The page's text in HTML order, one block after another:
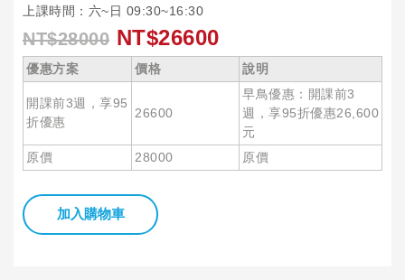
上課時間：六~日 09:30~16:30
NT$28000 NT$26600
優惠方案 價格 說明
開課前3週，享95
折優惠
26600
早鳥優惠：開課前3
週，享95折優惠26,600
元
原價
28000 原價
加入購物車